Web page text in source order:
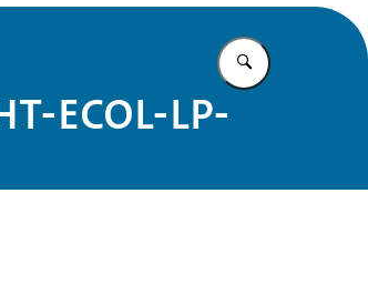
Vul in wat u
ECOL-LP-